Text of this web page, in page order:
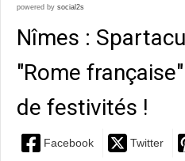
powered by social2s
Nîmes :
"Rome
de festivités !
Facebook Twitter